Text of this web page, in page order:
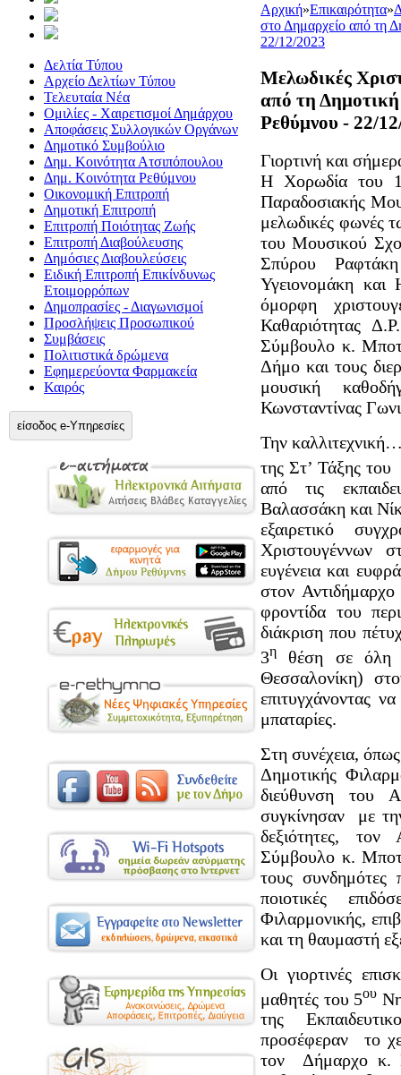
Δελτία Τύπου
Αρχείο Δελτίων Τύπου
Τελευταία Νέα
Ομιλίες - Χαιρετισμοί Δημάρχου
Αποφάσεις Συλλογικών Οργάνων
Δημοτικό Συμβούλιο
Δημ. Κοινότητα Ατσιπόπουλου
Δημ. Κοινότητα Ρεθύμνου
Οικονομική Επιτροπή
Δημοτική Επιτροπή
Επιτροπή Ποιότητας Ζωής
Επιτροπή Διαβούλευσης
Δημόσιες Διαβουλεύσεις
Ειδική Επιτροπή Επικίνδυνως
Ετοιμορρόπων
Δημοπρασίες - Διαγωνισμοί
Προσλήψεις Προσωπικού
Συμβάσεις
Πολιτιστικά δρώμενα
Εφημερεύοντα Φαρμακεία
Καιρός
είσοδος e-Υπηρεσίες
Αρχική»Επικαιρότητα»
στο Δημαρχείο από τη
22/12/2023
Μελωδικές
από τη
Ρεθύμνου - 22/
Γιορτινή και
Η Χορωδία του
Παραδοσιακής
μελωδικές φωνές
του Μουσικού
Σπύρου
Υγειονομάκη
όμορφη
Καθαριότητας
Σύμβουλο κ.
Δήμο και τους
μουσική
Κωνσταντίνας
Την
της Στ’ Τάξης
από τις
Βαλασσάκη και
εξαιρετικό
Χριστουγέννων
ευγένεια και
στον
φροντίδα του
διάκριση που
3η θέση σε όλη
Θεσσαλονίκη)
επιτυγχάνοντας
μπαταρίες.
Στη συνέχεια,
Δημοτικής
διεύθυνση του
συγκίνησαν με
δεξιότητες,
Σύμβουλο κ.
τους συνδημότες
ποιοτικές
Φιλαρμονικής,
και τη θαυμαστή
Οι γιορτινές
μαθητές του 5ου
της
προσέφεραν το
τον Δήμαρχο κ.